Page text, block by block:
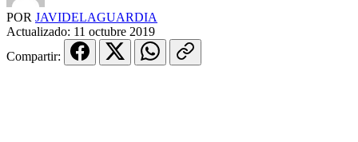
POR JAVIDELAGUARDIA
Actualizado: 11 octubre 2019
Compartir: